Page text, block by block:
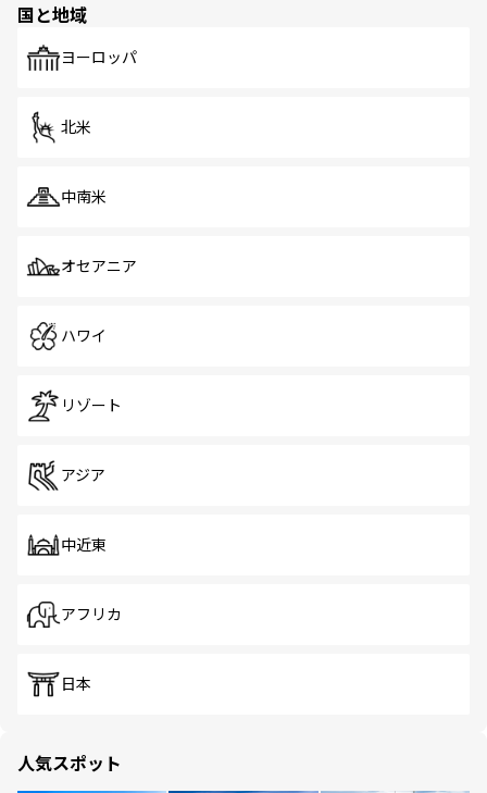
で、ホーカーズは地元の風情を楽しめる外せないスポット
国と地域
ヨーロッパ
北米
中南米
オセアニア
ハワイ
リゾート
アジア
中近東
アフリカ
日本
人気スポット